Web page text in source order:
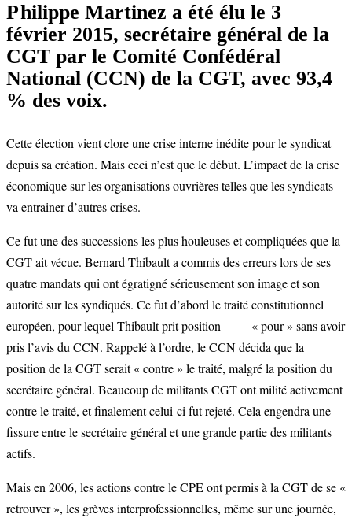
P hilippe Martinez a été élu le 3
février 2015, secrétaire général de la
CGT par le Comité Confédéral
National (CCN) de la CGT, avec 93,4
% des voix.
Cette élection vient clore une crise interne inédite pour le syndicat
depuis sa création. Mais ceci n’est que le début. L’impact de la crise
économique sur les organisations ouvrières telles que les syndicats
va entrainer d’autres crises.
Ce fut une des successions les plus houleuses et compliquées que la
CGT ait vécue. Bernard Thibault a commis des erreurs lors de ses
quatre mandats qui ont égratigné sérieusement son image et son
autorité sur les syndiqués. Ce fut d’abord le traité constitutionnel
européen, pour lequel Thibault prit position « pour » sans avoir
pris l’avis du CCN. Rappelé à l’ordre, le CCN décida que la
position de la CGT serait « contre » le traité, malgré la position du
secrétaire général. Beaucoup de militants CGT ont milité activement
contre le traité, et finalement celui-ci fut rejeté. Cela engendra une
fissure entre le secrétaire général et une grande partie des militants
actifs.
Mais en 2006, les actions contre le CPE ont permis à la CGT de se «
retrouver », les grèves interprofessionnelles, même sur une journée,